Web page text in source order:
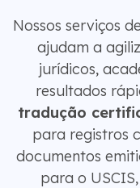
Nossos serviços
ajudam a
jurídicos,
resultados
tradução
para registros
documentos
para o